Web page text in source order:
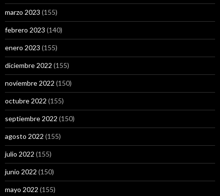
marzo 2023 (155)
febrero 2023 (140)
enero 2023 (155)
diciembre 2022 (155)
noviembre 2022 (150)
octubre 2022 (155)
septiembre 2022 (150)
agosto 2022 (155)
julio 2022 (155)
junio 2022 (150)
mayo 2022 (155)